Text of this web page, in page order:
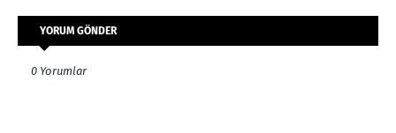
YORUM GÖNDER
0 Yorumlar